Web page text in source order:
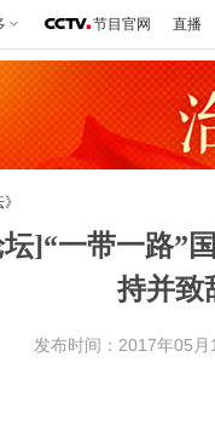
节目官网 直播
]“一带一路”
持并致
发布时间：2017年05